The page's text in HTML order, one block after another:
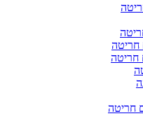
חריטה
חריטה
חריטה